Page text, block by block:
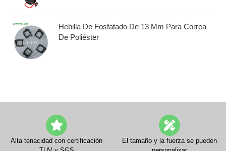
Hebilla De Fosfatado De 13 Mm Para Correa
De Poliéster
Alta tenacidad con certificación
El tamaño y la fuerza se pueden